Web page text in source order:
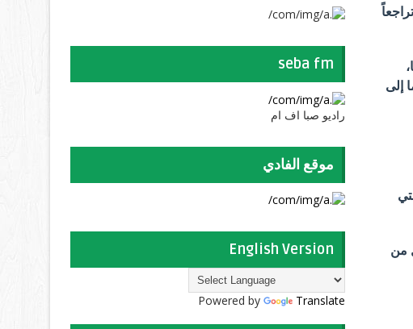
وتراجعاً
إلى
من
seba fm
راديو صبا اف ام
موقع الفادي
English Version
Powered by Translate